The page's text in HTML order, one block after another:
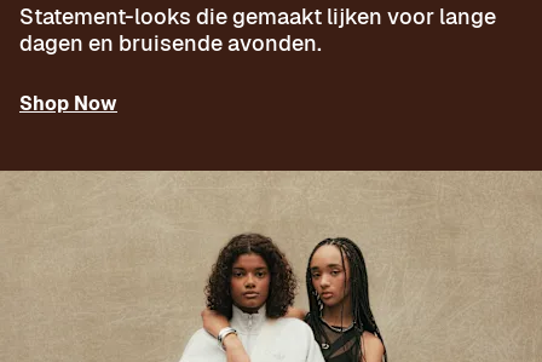
Statement-looks die gemaakt lijken voor lange
dagen en bruisende avonden.
Shop Now